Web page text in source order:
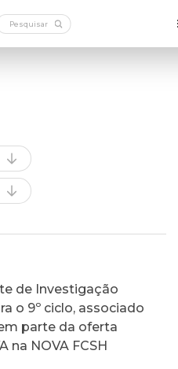
de Investigação
o 9º ciclo, associado
parte da oferta
na NOVA FCSH